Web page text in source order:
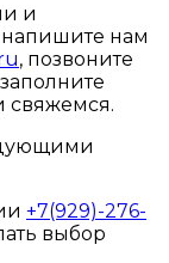
и
нам
, позвоните
свяжемся.
+7(929)-276-
выбор